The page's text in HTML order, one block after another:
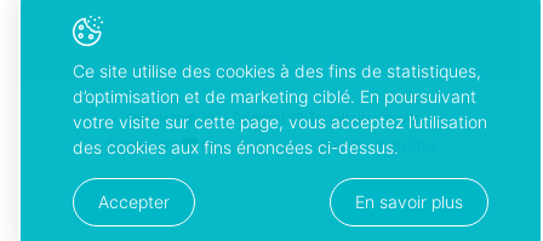
Copyright © 2026 Delémont’BD. Tous droits réservés
Created with
byArtionet-Generated with IceCube2.Net
Ce site utilise des cookies à des fins de statistiques,
d’optimisation et de marketing ciblé. En poursuivant
votre visite sur cette page, vous acceptez l’utilisation
des cookies aux fins énoncées ci-dessus.
Accepter En savoir plus